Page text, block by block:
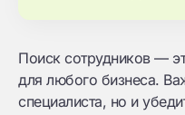
Поиск сотрудников —
для любого бизнеса.
специалиста, но и